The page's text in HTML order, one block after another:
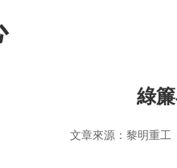
綠
文章來源：黎明